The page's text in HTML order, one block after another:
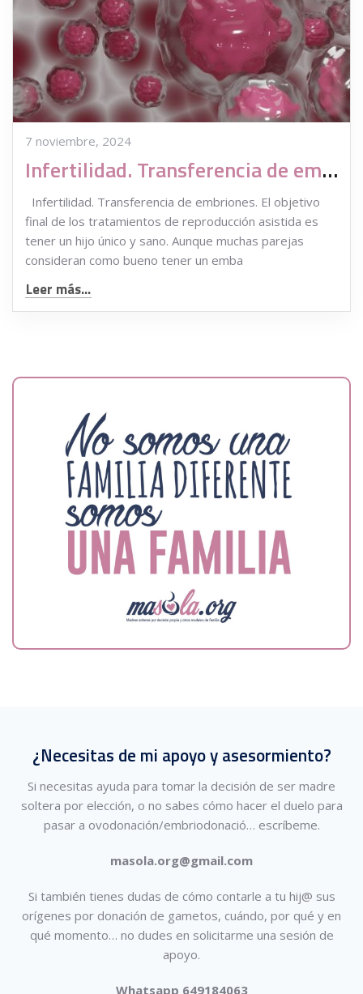
7 noviembre, 2024
Infertilidad. Transferencia de embriones en ovodonación
Infertilidad. Transferencia de embriones. El objetivo
final de los tratamientos de reproducción asistida es
tener un hijo único y sano. Aunque muchas parejas
consideran como bueno tener un emba
Leer más...
¿Necesitas de mi apoyo y asesormiento?
Si necesitas ayuda para tomar la decisión de ser madre
soltera por elección, o no sabes cómo hacer el duelo para
pasar a ovodonación/embriodonació… escríbeme.
masola.org@gmail.com
Si también tienes dudas de cómo contarle a tu hij@ sus
orígenes por donación de gametos, cuándo, por qué y en
qué momento… no dudes en solicitarme una sesión de
apoyo.
Whatsapp 649184063